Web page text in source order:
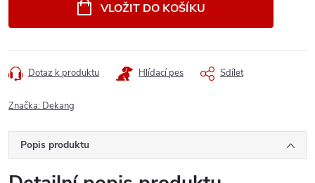
VLOŽIT DO KOŠÍKU
Dotaz k produktu Hlídací pes Sdílet
Značka: Dekang
Popis produktu